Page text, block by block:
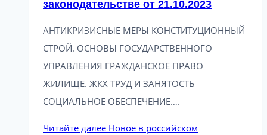
законодательстве от 21.10.2023
АНТИКРИЗИСНЫЕ МЕРЫ КОНСТИТУЦИОННЫЙ
СТРОЙ. ОСНОВЫ ГОСУДАРСТВЕННОГО
УПРАВЛЕНИЯ ГРАЖДАНСКОЕ ПРАВО
ЖИЛИЩЕ. ЖКХ ТРУД И ЗАНЯТОСТЬ
СОЦИАЛЬНОЕ ОБЕСПЕЧЕНИЕ….
Читайте далее Новое в российском